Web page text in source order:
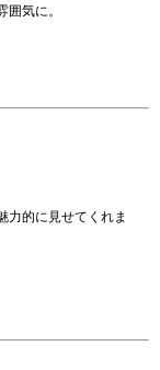
気に。
力的に見せてくれま